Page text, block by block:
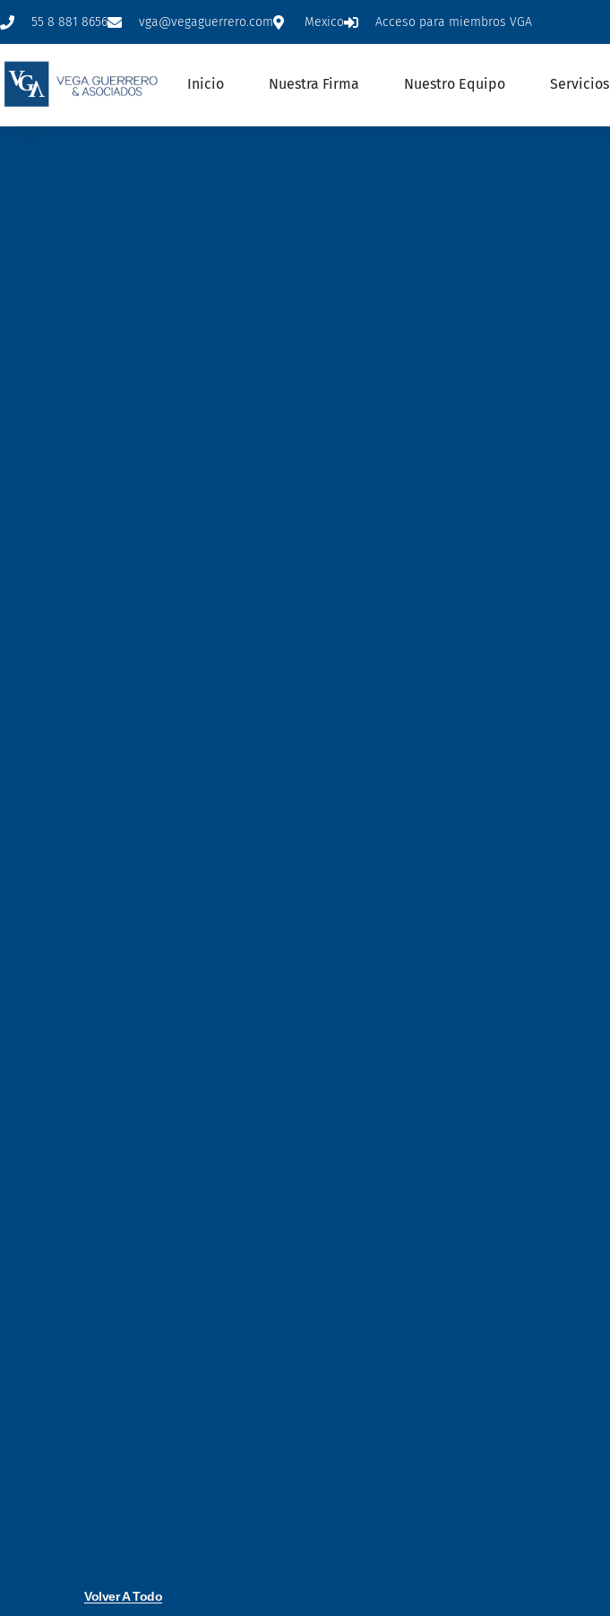
55 8 881 8656 vga@vegaguerrero.com Mexico Acceso para miembros VGA
Inicio Nuestra Firma Nuestro Equipo Servicios
Volver A Todo